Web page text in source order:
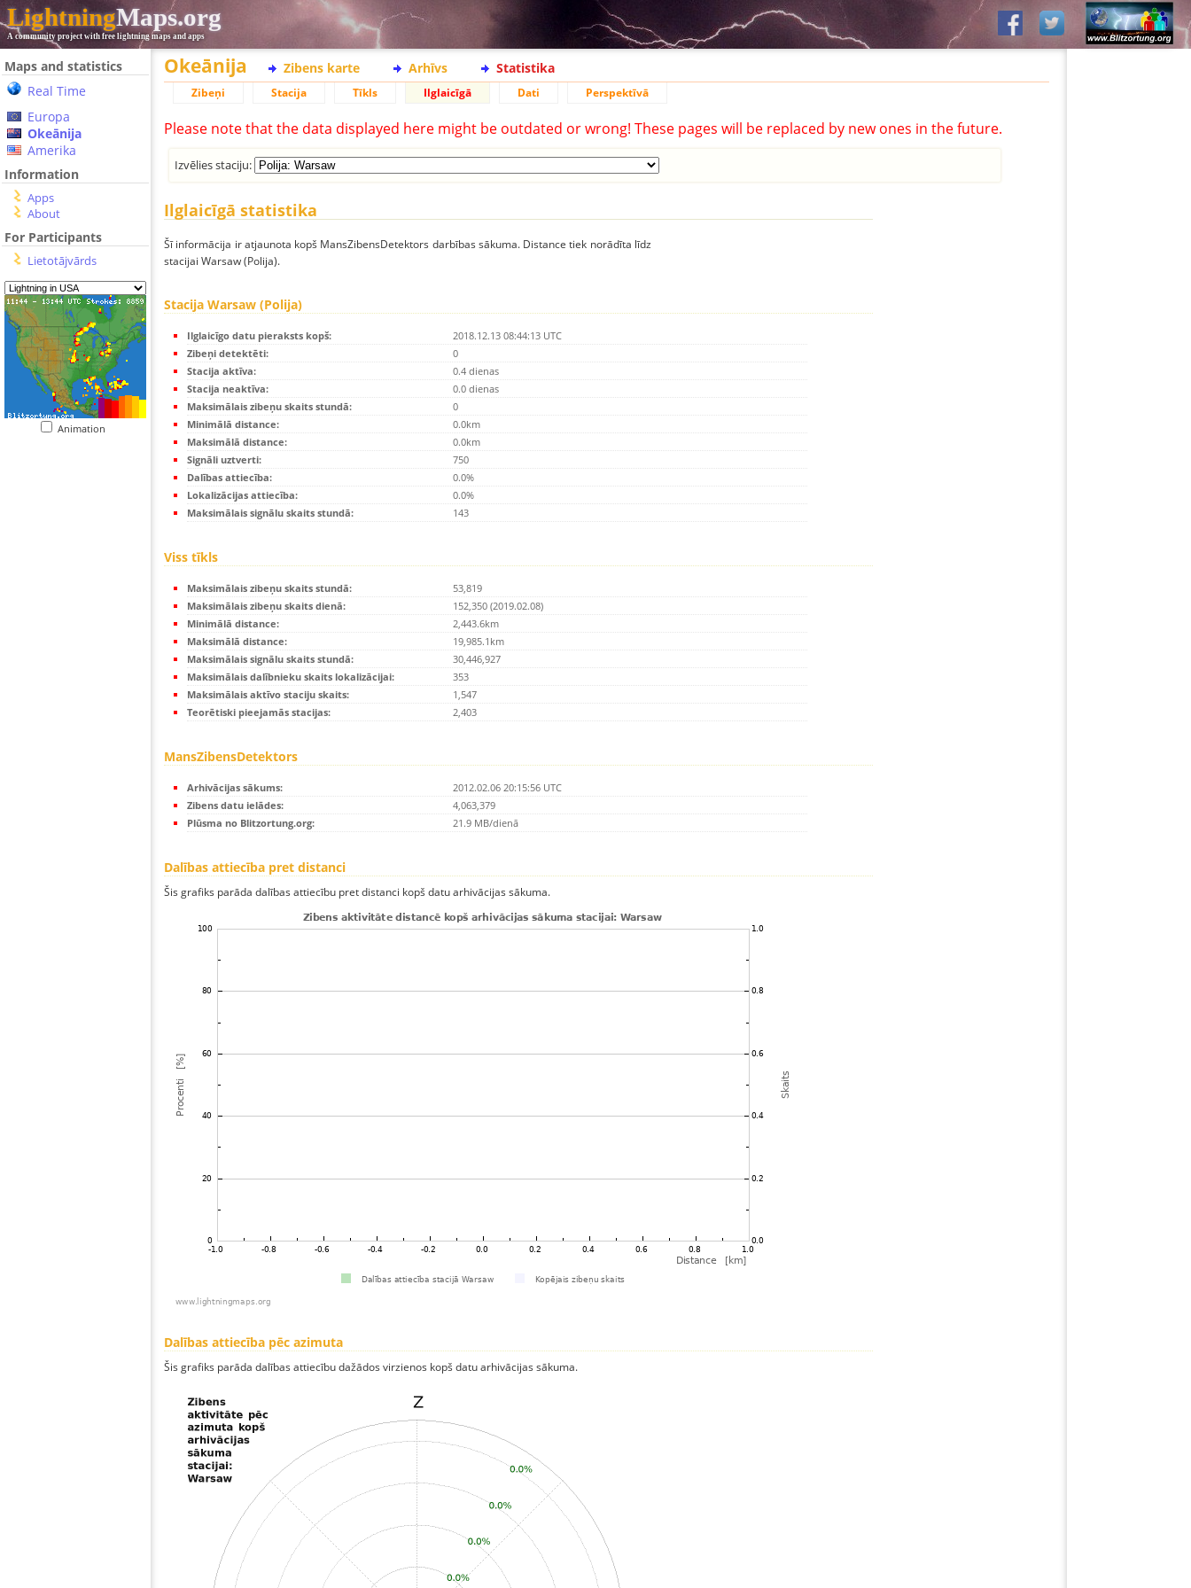
LightningMaps.org
A community project with free lightning maps and apps
Maps and statistics
Real Time
Europa
Okeānija
Amerika
Information
Apps
About
For Participants
Lietotājvārds
Animation
Okeānija Zibens karte Arhīvs Statistika
Zibeņi Stacija Tīkls Ilglaicīgā Dati Perspektīvā
Please note that the data displayed here might be outdated or wrong! These pages will be replaced by new ones in the future.
Izvēlies staciju:
Ilglaicīgā statistika
Šī informācija ir atjaunota kopš MansZibensDetektors darbības sākuma. Distance tiek norādīta līdz
stacijai Warsaw (Polija).
Stacija Warsaw (Polija)
Ilglaicīgo datu pieraksts kopš:
2018.12.13 08:44:13 UTC
Zibeņi detektēti:
0
Stacija aktīva:
0.4 dienas
Stacija neaktīva:
0.0 dienas
Maksimālais zibeņu skaits stundā:
0
Minimālā distance:
0.0km
Maksimālā distance:
0.0km
Signāli uztverti:
750
Dalības attiecība:
0.0%
Lokalizācijas attiecība:
0.0%
Maksimālais signālu skaits stundā:
143
Viss tīkls
Maksimālais zibeņu skaits stundā:
53,819
Maksimālais zibeņu skaits dienā:
152,350 (2019.02.08)
Minimālā distance:
2,443.6km
Maksimālā distance:
19,985.1km
Maksimālais signālu skaits stundā:
30,446,927
Maksimālais dalībnieku skaits lokalizācijai:
353
Maksimālais aktīvo staciju skaits:
1,547
Teorētiski pieejamās stacijas:
2,403
MansZibensDetektors
Arhivācijas sākums:
2012.02.06 20:15:56 UTC
Zibens datu ielādes:
4,063,379
Plūsma no Blitzortung.org:
21.9 MB/dienā
Dalības attiecība pret distanci
Šis grafiks parāda dalības attiecību pret distanci kopš datu arhivācijas sākuma.
Dalības attiecība pēc azimuta
Šis grafiks parāda dalības attiecību dažādos virzienos kopš datu arhivācijas sākuma.